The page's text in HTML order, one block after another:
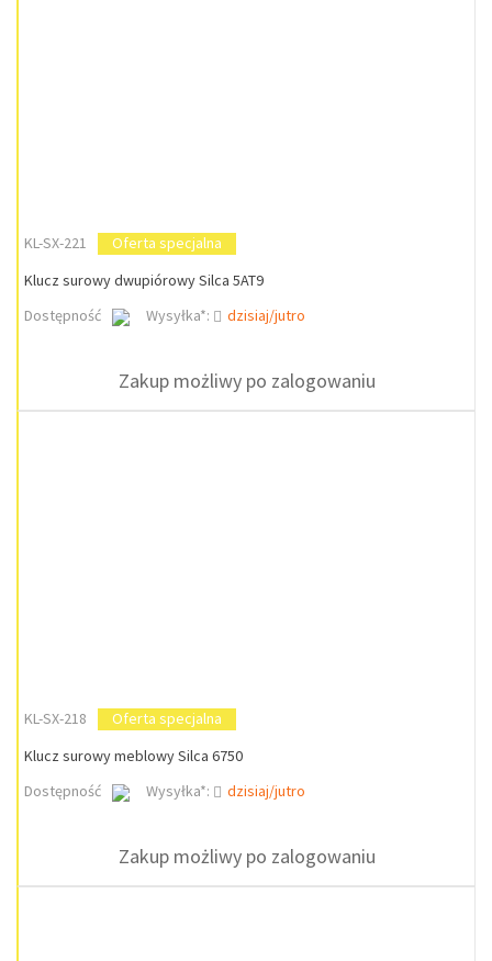
KL-SX-221
Oferta specjalna
Klucz surowy dwupiórowy Silca 5AT9
Dostępność
Wysyłka*: dzisiaj/jutro
Zakup możliwy po zalogowaniu
KL-SX-218
Oferta specjalna
Klucz surowy meblowy Silca 6750
Dostępność
Wysyłka*: dzisiaj/jutro
Zakup możliwy po zalogowaniu